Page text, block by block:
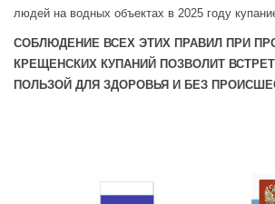
людей на водных объектах в 2025 году
СОБЛЮДЕНИЕ ВСЕХ ЭТИХ ПРАВИЛ ПРИ
КРЕЩЕНСКИХ КУПАНИЙ ПОЗВОЛИТ
ПОЛЬЗОЙ ДЛЯ ЗДОРОВЬЯ И БЕЗ